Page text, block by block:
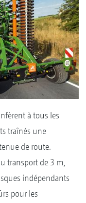
à tous les
traînés une
de route.
transport de 3 m,
indépendants
pour les